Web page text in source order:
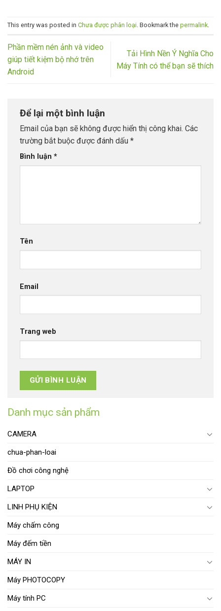
Danh mục sản phẩm
CAMERA
chua-phan-loai
Đồ chơi công nghệ
LAPTOP
LINH PHỤ KIỆN
Máy chấm công
Máy đếm tiền
MÁY IN
Máy PHOTOCOPY
Máy tính PC
This entry was posted in Chưa được phân loại. Bookmark the permalink.
Phần mềm nén ảnh và video
giúp tiết kiệm bộ nhớ trên
Android
Tải Hình Nền Ý Nghĩa Cho
Máy Tính có thể bạn sẽ thích
Để lại một bình luận
Email của bạn sẽ không được hiển thị công khai. Các
trường bắt buộc được đánh dấu *
Bình luận *
Tên
Email
Trang web